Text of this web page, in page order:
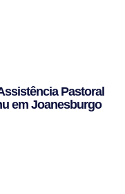
Pastoral
em Joanesburgo